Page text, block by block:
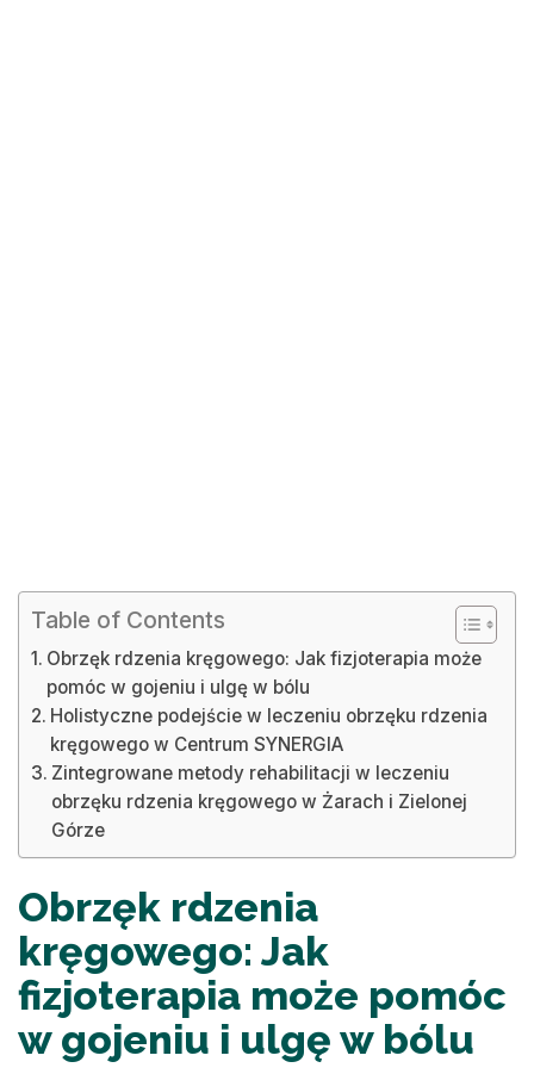
Table of Contents
Obrzęk rdzenia kręgowego: Jak fizjoterapia może
pomóc w gojeniu i ulgę w bólu
Holistyczne podejście w leczeniu obrzęku rdzenia
kręgowego w Centrum SYNERGIA
Zintegrowane metody rehabilitacji w leczeniu
obrzęku rdzenia kręgowego w Żarach i Zielonej
Górze
Obrzęk rdzenia
kręgowego: Jak
fizjoterapia może pomóc
w gojeniu i ulgę w bólu